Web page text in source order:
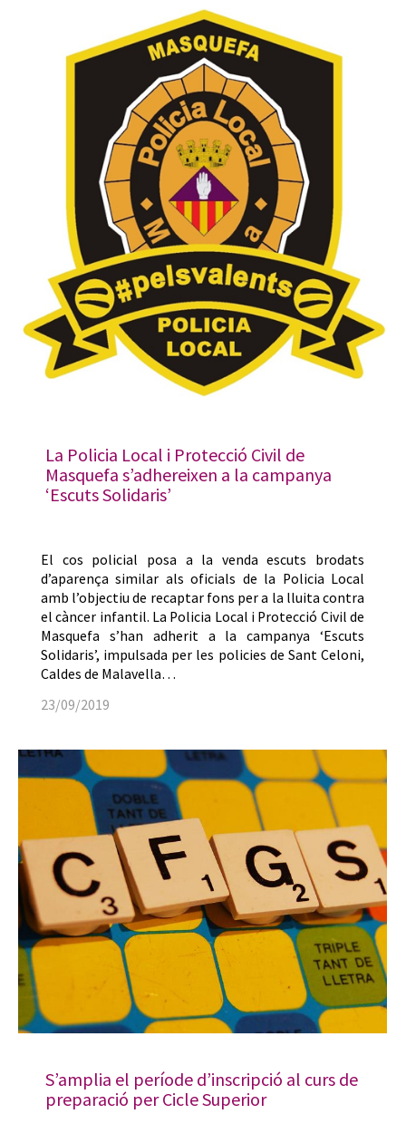
La Policia Local i Protecció Civil de
Masquefa s’adhereixen a la campanya
‘Escuts Solidaris’
El cos policial posa a la venda escuts brodats
d’aparença similar als oficials de la Policia Local
amb l’objectiu de recaptar fons per a la lluita contra
el càncer infantil. La Policia Local i Protecció Civil de
Masquefa s’han adherit a la campanya ‘Escuts
Solidaris’, impulsada per les policies de Sant Celoni,
Caldes de Malavella…
23/09/2019
S’amplia el període d’inscripció al curs de
preparació per Cicle Superior